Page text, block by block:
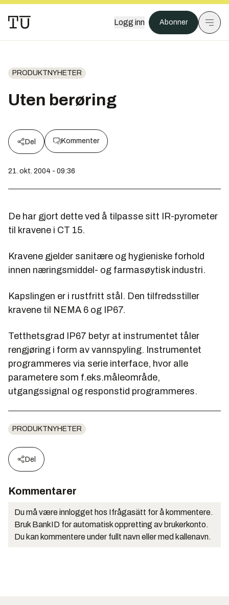
Logg inn Abonner
PRODUKTNYHETER
Uten berøring
Del Kommenter
21. okt. 2004 - 09:36
De har gjort dette ved å tilpasse sitt IR-pyrometer
til kravene i CT 15.
Kravene gjelder sanitære og hygieniske forhold
innen næringsmiddel- og farmasøytisk industri.
Kapslingen er i rustfritt stål. Den tilfredsstiller
kravene til NEMA 6 og IP67.
Tetthetsgrad IP67 betyr at instrumentet tåler
rengjøring i form av vannspyling. Instrumentet
programmeres via serie interface, hvor alle
parametere som f.eks.måleområde,
utgangssignal og responstid programmeres.
PRODUKTNYHETER
Del
Kommentarer
Du må være innlogget hos Ifrågasätt for å kommentere.
Bruk BankID for automatisk oppretting av brukerkonto.
Du kan kommentere under fullt navn eller med kallenavn.